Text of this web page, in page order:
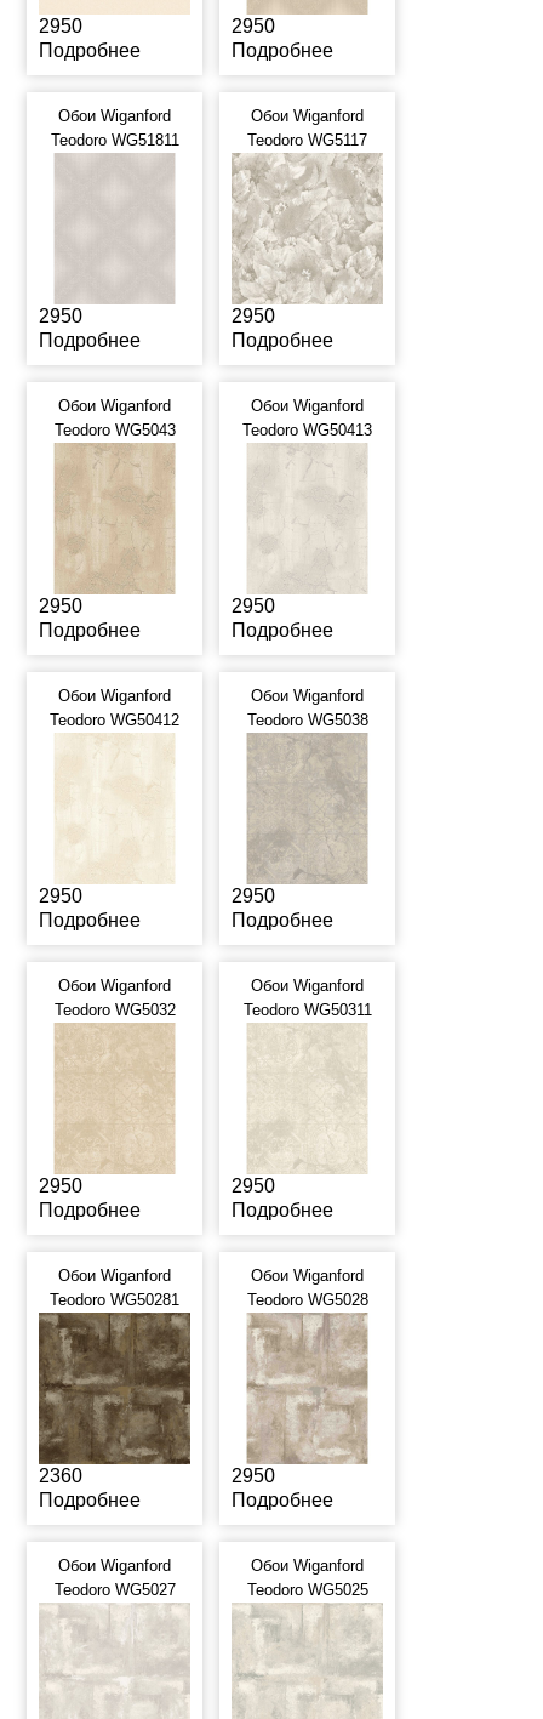
2950
Подробнее
2950
Подробнее
Обои Wiganford
Teodoro WG51811
2950
Подробнее
Обои Wiganford
Teodoro WG5117
2950
Подробнее
Обои Wiganford
Teodoro WG5043
2950
Подробнее
Обои Wiganford
Teodoro WG50413
2950
Подробнее
Обои Wiganford
Teodoro WG50412
2950
Подробнее
Обои Wiganford
Teodoro WG5038
2950
Подробнее
Обои Wiganford
Teodoro WG5032
2950
Подробнее
Обои Wiganford
Teodoro WG50311
2950
Подробнее
Обои Wiganford
Teodoro WG50281
2360
Подробнее
Обои Wiganford
Teodoro WG5028
2950
Подробнее
Обои Wiganford
Teodoro WG5027
Обои Wiganford
Teodoro WG5025